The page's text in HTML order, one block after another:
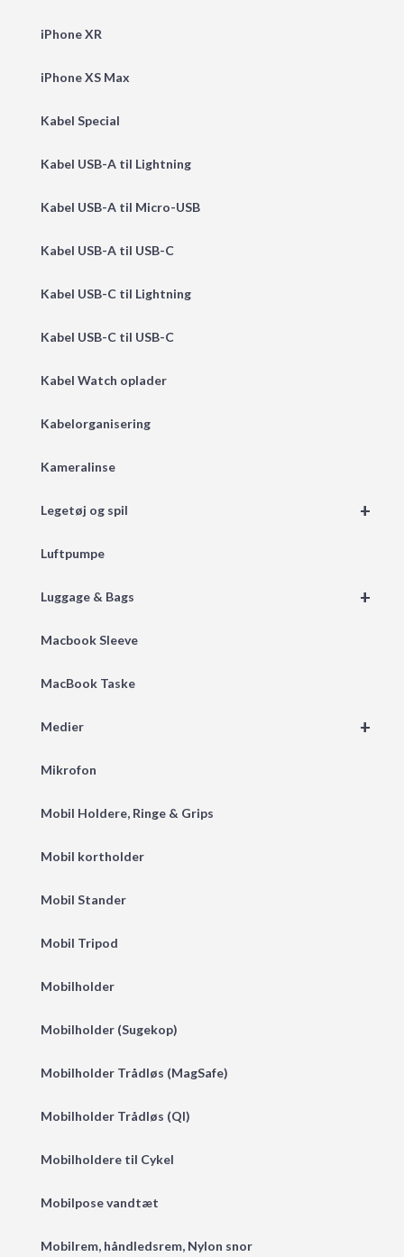
iPhone XR
iPhone XS Max
Kabel Special
Kabel USB-A til Lightning
Kabel USB-A til Micro-USB
Kabel USB-A til USB-C
Kabel USB-C til Lightning
Kabel USB-C til USB-C
Kabel Watch oplader
Kabelorganisering
Kameralinse
+
Legetøj og spil
Luftpumpe
+
Luggage & Bags
Macbook Sleeve
MacBook Taske
+
Medier
Mikrofon
Mobil Holdere, Ringe & Grips
Mobil kortholder
Mobil Stander
Mobil Tripod
Mobilholder
Mobilholder (Sugekop)
Mobilholder Trådløs (MagSafe)
Mobilholder Trådløs (QI)
Mobilholdere til Cykel
Mobilpose vandtæt
Mobilrem, håndledsrem, Nylon snor